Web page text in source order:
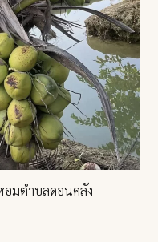
มตำบลดอนคลัง